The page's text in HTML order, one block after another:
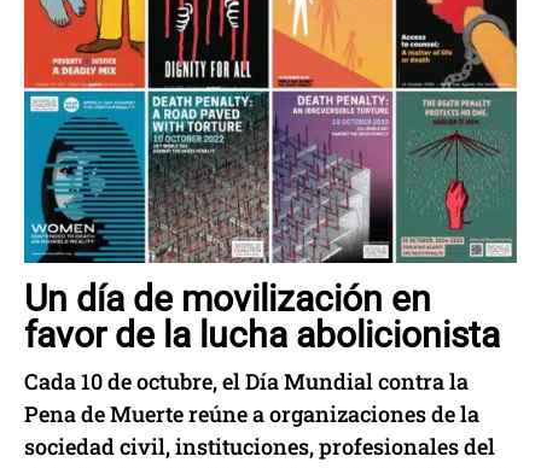
Un día de movilización en
favor de la lucha abolicionista
Cada 10 de octubre, el Día Mundial contra la
Pena de Muerte reúne a organizaciones de la
sociedad civil, instituciones, profesionales del